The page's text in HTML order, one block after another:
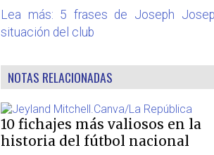
Lea más: 5 frases de Joseph
situación del club
NOTAS RELACIONADAS
10 fichajes más valiosos en la
historia del fútbol nacional